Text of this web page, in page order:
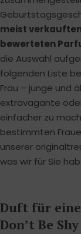
meist
bewerteten
die Auswahl
folgenden Liste
Frau – junge und
extravagante
einfacher zu
bestimmten
unserer
was wir für Sie
Duft für
Don’t Be Shy